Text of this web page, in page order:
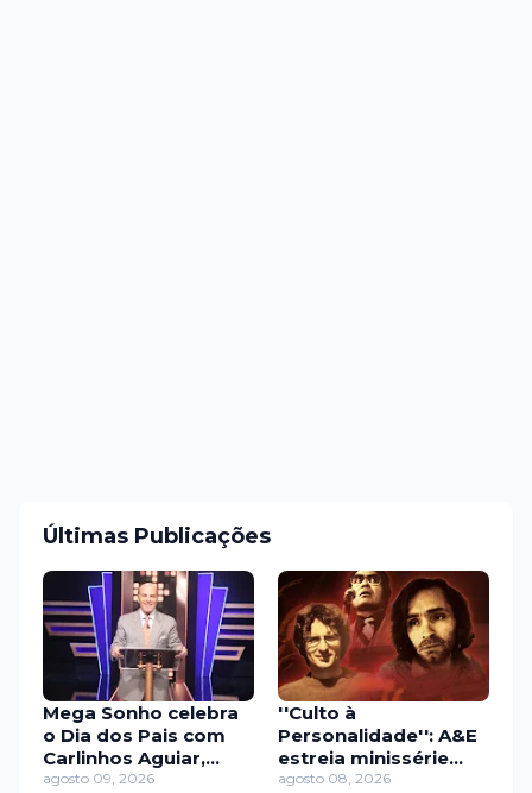
Últimas Publicações
Mega Sonho celebra
o Dia dos Pais com
Carlinhos Aguiar,
Caique Aguiar e
agosto 09, 2026
''Culto à
Personalidade'': A&E
estreia minissérie
sobre os líderes de
agosto 08, 2026